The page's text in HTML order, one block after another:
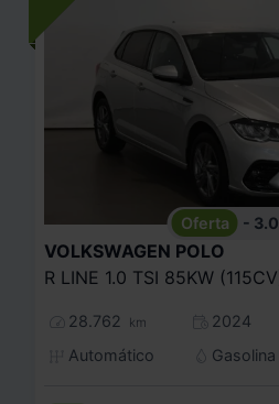
-
VOLKSWAGEN POLO
R LINE 1.0 TSI 85KW
28.762 km
2024
Automático
Gasolina